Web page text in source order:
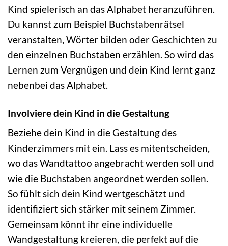
Kind spielerisch an das Alphabet heranzuführen.
Du kannst zum Beispiel Buchstabenrätsel
veranstalten, Wörter bilden oder Geschichten zu
den einzelnen Buchstaben erzählen. So wird das
Lernen zum Vergnügen und dein Kind lernt ganz
nebenbei das Alphabet.
Involviere dein Kind in die Gestaltung
Beziehe dein Kind in die Gestaltung des
Kinderzimmers mit ein. Lass es mitentscheiden,
wo das Wandtattoo angebracht werden soll und
wie die Buchstaben angeordnet werden sollen.
So fühlt sich dein Kind wertgeschätzt und
identifiziert sich stärker mit seinem Zimmer.
Gemeinsam könnt ihr eine individuelle
Wandgestaltung kreieren, die perfekt auf die